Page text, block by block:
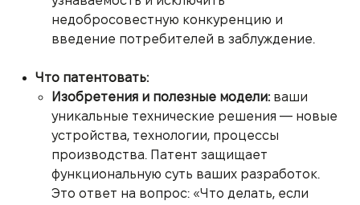
недобросовестную конкуренцию и
введение потребителей в заблуждение.
Что патентовать:
Изобретения и полезные модели:ваши
уникальные технические решения — новые
устройства, технологии, процессы
производства. Патент защищает
функциональную суть ваших разработок.
Это ответ на вопрос: «Что делать, если